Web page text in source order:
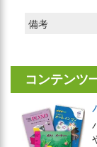
備考
コンテンツ